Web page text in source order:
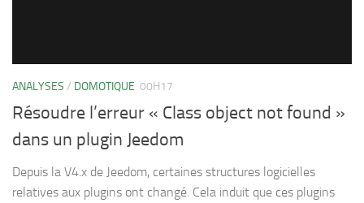
ANALYSES / DOMOTIQUE 00H17
Résoudre l’erreur « Class object not found »
dans un plugin Jeedom
Depuis la V4.x de Jeedom, certaines structures logicielles
relatives aux plugins ont changé. Cela induit que ces plugins